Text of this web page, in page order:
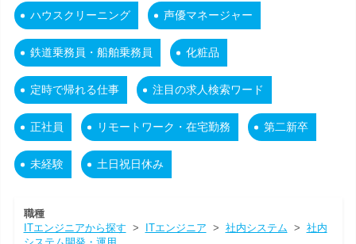
ハウスクリーニング 声優マネージャー
鉄道乗務員・船舶乗務員 化粧品
定時で帰れる仕事 注目の求人検索ワード
正社員 リモートワーク・在宅勤務 第二新卒
未経験 土日祝日休み
職種
ITエンジニアから探す > ITエンジニア > 社内システム > 社内